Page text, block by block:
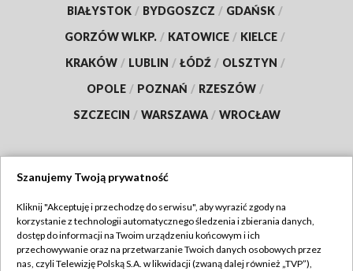
BIAŁYSTOK / BYDGOSZCZ / GDAŃSK /
GORZÓW WLKP. / KATOWICE / KIELCE /
KRAKÓW / LUBLIN / ŁÓDŹ / OLSZTYN /
OPOLE / POZNAŃ / RZESZÓW /
SZCZECIN / WARSZAWA / WROCŁAW
TVP
Abonament TVP
Regulamin TVP
Szanujemy Twoją prywatność
Kliknij "Akceptuję i przechodzę do serwisu", aby wyrazić zgody na
korzystanie z technologii automatycznego śledzenia i zbierania danych,
dostęp do informacji na Twoim urządzeniu końcowym i ich
przechowywanie oraz na przetwarzanie Twoich danych osobowych przez
nas, czyli Telewizję Polską S.A. w likwidacji (zwaną dalej również „TVP”),